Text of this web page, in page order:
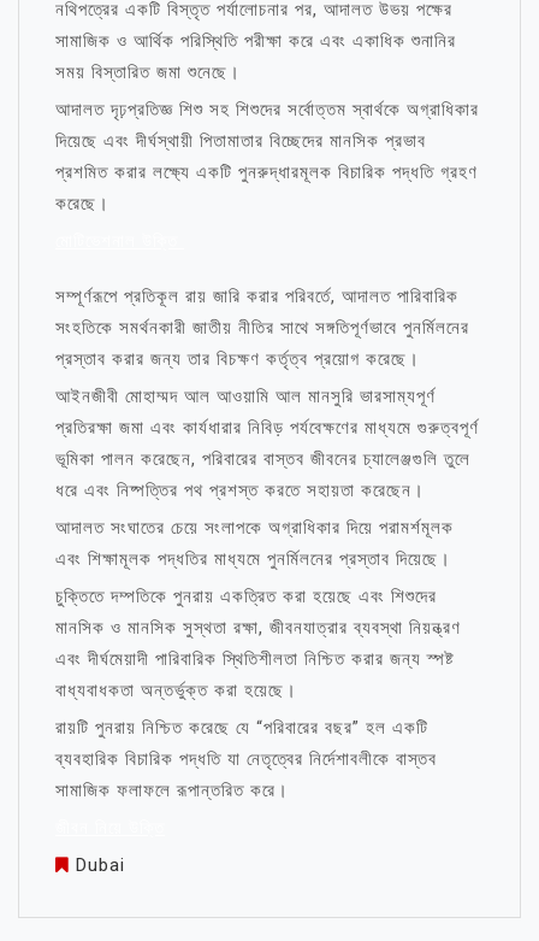
নথিপত্রের একটি বিস্তৃত পর্যালোচনার পর, আদালত উভয় পক্ষের
সামাজিক ও আর্থিক পরিস্থিতি পরীক্ষা করে এবং একাধিক শুনানির
সময় বিস্তারিত জমা শুনেছে।
আদালত দৃঢ়প্রতিজ্ঞ শিশু সহ শিশুদের সর্বোত্তম স্বার্থকে অগ্রাধিকার
দিয়েছে এবং দীর্ঘস্থায়ী পিতামাতার বিচ্ছেদের মানসিক প্রভাব
প্রশমিত করার লক্ষ্যে একটি পুনরুদ্ধারমূলক বিচারিক পদ্ধতি গ্রহণ
করেছে।
সম্পূর্ণরূপে প্রতিকূল রায় জারি করার পরিবর্তে, আদালত পারিবারিক
সংহতিকে সমর্থনকারী জাতীয় নীতির সাথে সঙ্গতিপূর্ণভাবে পুনর্মিলনের
প্রস্তাব করার জন্য তার বিচক্ষণ কর্তৃত্ব প্রয়োগ করেছে।
আইনজীবী মোহাম্মদ আল আওয়ামি আল মানসুরি ভারসাম্যপূর্ণ
প্রতিরক্ষা জমা এবং কার্যধারার নিবিড় পর্যবেক্ষণের মাধ্যমে গুরুত্বপূর্ণ
ভূমিকা পালন করেছেন, পরিবারের বাস্তব জীবনের চ্যালেঞ্জগুলি তুলে
ধরে এবং নিষ্পত্তির পথ প্রশস্ত করতে সহায়তা করেছেন।
আদালত সংঘাতের চেয়ে সংলাপকে অগ্রাধিকার দিয়ে পরামর্শমূলক
এবং শিক্ষামূলক পদ্ধতির মাধ্যমে পুনর্মিলনের প্রস্তাব দিয়েছে।
চুক্তিতে দম্পতিকে পুনরায় একত্রিত করা হয়েছে এবং শিশুদের
মানসিক ও মানসিক সুস্থতা রক্ষা, জীবনযাত্রার ব্যবস্থা নিয়ন্ত্রণ
এবং দীর্ঘমেয়াদী পারিবারিক স্থিতিশীলতা নিশ্চিত করার জন্য স্পষ্ট
বাধ্যবাধকতা অন্তর্ভুক্ত করা হয়েছে।
রায়টি পুনরায় নিশ্চিত করেছে যে “পরিবারের বছর” হল একটি
ব্যবহারিক বিচারিক পদ্ধতি যা নেতৃত্বের নির্দেশাবলীকে বাস্তব
সামাজিক ফলাফলে রূপান্তরিত করে।
Dubai